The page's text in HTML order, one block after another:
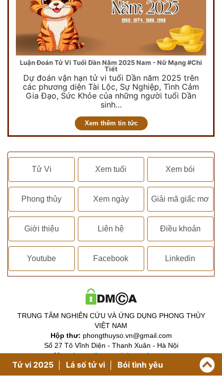
Luận Đoán Tử Vi Tuổi Dần Năm 2025 Nam - Nữ Mạng #Chi
Tiết
Dự đoán vận hạn tử vi tuổi Dần năm 2025 trên
các phương diện Tài Lộc, Sự Nghiệp, Tình Cảm
Gia Đạo, Sức Khỏe của những người tuổi Dần
sinh…
Xem thêm tin tức
Tử Vi Xem tuổi Xem bói
Phong thủy Xem ngày Giải mã giấc mơ
Giới thiệu Liên hệ Điều khoản
Youtube Facebook Linkedin
TRUNG TÂM NGHIÊN CỨU VÀ ỨNG DỤNG PHONG THỦY
VIỆT NAM
Hộp thư: phongthuyso.vn@gmail.com
Số 27 Tô Vĩnh Diện - Thanh Xuân - Hà Nội
Map:https://g.page/phongthuyso
Tử vi 2025 Lá số tử vi Bói tình yêu